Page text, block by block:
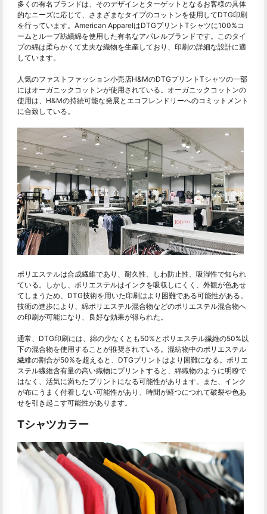
多くの有名ブランドは、そのデザインとターゲットとなるお客様の具体
的なニーズに応じて、さまざまなタイプのコットンを使用してDTG印刷
を行っています。American ApparelはDTGプリントTシャツに100%コ
ームとループ紡績綿を使用した有名なアパレルブランドです。このタイ
プの綿は柔らかくて丈夫な織物を生産しており、印刷の詳細な設計に適
しています。
人気のファストファッション小売店H&MのDTGプリントTシャツの一部
にはオーガニックコットンが使用されている。オーガニックコットンの
使用は、H&Mの持続可能な発展とエコフレンドリーへのコミットメント
に合致している。
ポリエステルは合成繊維であり、耐久性、しわ防止性、吸湿性で知られ
ている。しかし、ポリエステルはインクを吸収しにくく、外観が色あせ
てしまうため、DTG技術を用いた印刷はより困難である可能性がある。
技術の進歩により、綿ポリエステル混合物などのポリエステル混合物へ
の印刷が可能になり、良好な効果が得られた。
通常、DTG印刷には、綿の少なくとも50%とポリエステル繊維の50%以
下の混合物を使用することが推奨されている。混紡物中のポリエステル
繊維の割合が50%を超えると、DTGプリントはより困難になる。ポリエ
ステル繊維含有量の高い織物にプリントすると、綿織物のように明瞭で
はなく、活気に満ちたプリントになる可能性があります。また、インク
が布にうまく付着しない可能性があり、時間が経つにつれて破裂や色あ
せを引き起こす可能性があります。
Tシャツカラー